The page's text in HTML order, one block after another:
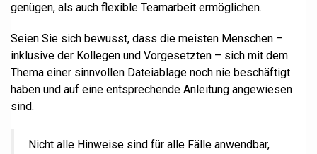
genügen, als auch flexible Teamarbeit ermöglichen.
Seien Sie sich bewusst, dass die meisten Menschen –
inklusive der Kollegen und Vorgesetzten – sich mit dem
Thema einer sinnvollen Dateiablage noch nie beschäftigt
haben und auf eine entsprechende Anleitung angewiesen
sind.
Nicht alle Hinweise sind für alle Fälle anwendbar,